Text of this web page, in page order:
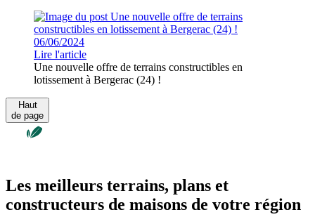
06/06/2024
Lire l'article
Une nouvelle offre de terrains constructibles en
lotissement à Bergerac (24) !
Haut
de page
Les meilleurs terrains, plans et
constructeurs de maisons de votre région